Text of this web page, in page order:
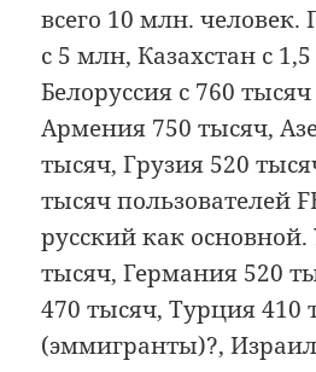
всего 10 млн.
с 5 млн, Казахстан с
Белоруссия с 760
Армения 750 тысяч,
тысяч, Грузия 520
тысяч пользователей
русский как основной.
тысяч, Германия 520
470 тысяч, Турция 410
(эммигранты)?,